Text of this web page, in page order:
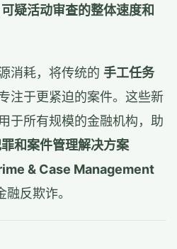
可疑活动审查的整体速度和
消耗，将传统的 手工任务
注于更紧迫的案件。这些新
于所有规模的金融机构，助
和案件管理解决方案
& Case Management
反欺诈。